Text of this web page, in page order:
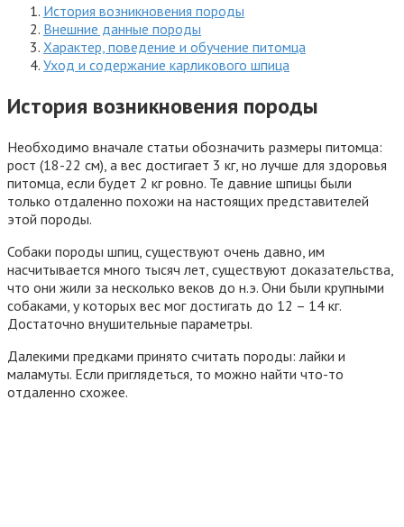
История возникновения породы
Внешние данные породы
Характер, поведение и обучение питомца
Уход и содержание карликового шпица
История возникновения породы
Необходимо вначале статьи обозначить размеры питомца:
рост (18-22 см), а вес достигает 3 кг, но лучше для здоровья
питомца, если будет 2 кг ровно. Те давние шпицы были
только отдаленно похожи на настоящих представителей
этой породы.
Собаки породы шпиц, существуют очень давно, им
насчитывается много тысяч лет, существуют доказательства,
что они жили за несколько веков до н.э. Они были крупными
собаками, у которых вес мог достигать до 12 – 14 кг.
Достаточно внушительные параметры.
Далекими предками принято считать породы: лайки и
маламуты. Если приглядеться, то можно найти что-то
отдаленно схожее.